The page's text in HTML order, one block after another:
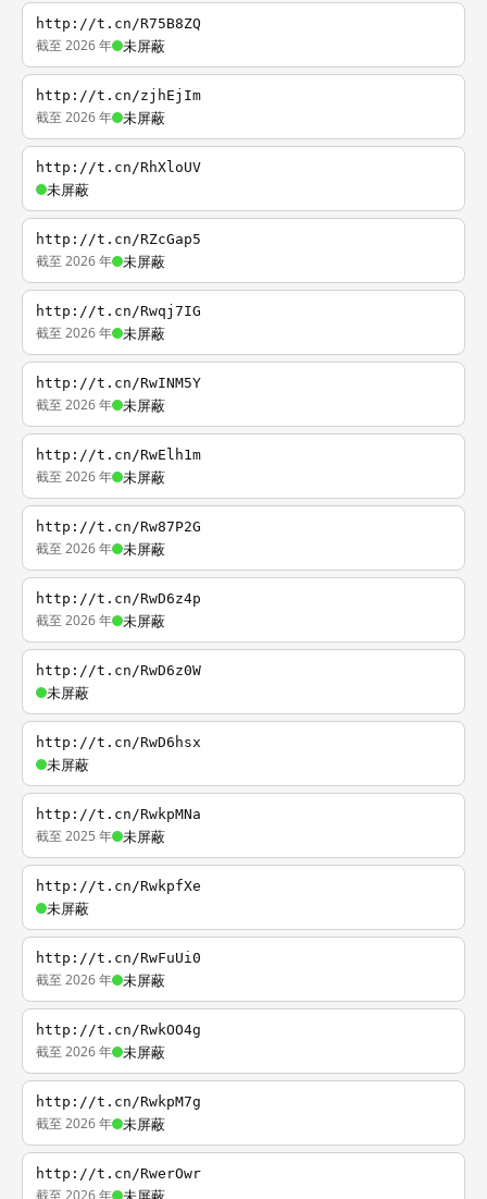
http://t.cn/R75B8ZQ
截至 2026 年 未屏蔽
http://t.cn/zjhEjIm
截至 2026 年 未屏蔽
http://t.cn/RhXloUV
未屏蔽
http://t.cn/RZcGap5
截至 2026 年 未屏蔽
http://t.cn/Rwqj7IG
截至 2026 年 未屏蔽
http://t.cn/RwINM5Y
截至 2026 年 未屏蔽
http://t.cn/RwElh1m
截至 2026 年 未屏蔽
http://t.cn/Rw87P2G
截至 2026 年 未屏蔽
http://t.cn/RwD6z4p
截至 2026 年 未屏蔽
http://t.cn/RwD6z0W
未屏蔽
http://t.cn/RwD6hsx
未屏蔽
http://t.cn/RwkpMNa
截至 2025 年 未屏蔽
http://t.cn/RwkpfXe
未屏蔽
http://t.cn/RwFuUi0
截至 2026 年 未屏蔽
http://t.cn/RwkOO4g
截至 2026 年 未屏蔽
http://t.cn/RwkpM7g
截至 2026 年 未屏蔽
http://t.cn/RwerOwr
截至 2026 年